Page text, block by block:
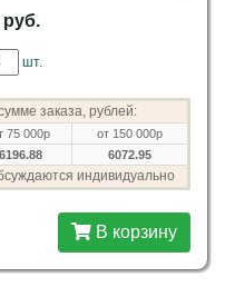
руб.
шт.
заказа, рублей:
75 000р
от 150 000р
6196.88 6072.95
индивидуально
В корзину